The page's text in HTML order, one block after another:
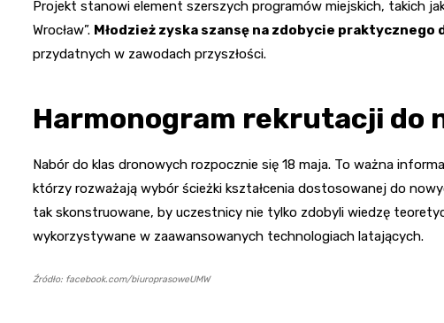
Projekt stanowi element szerszych programów miejskich, takich
Wrocław”. Młodzież zyska szansę na zdobycie praktycznego
przydatnych w zawodach przyszłości.
Harmonogram rekrutacji do
Nabór do klas dronowych rozpocznie się 18 maja. To ważna
którzy rozważają wybór ścieżki kształcenia dostosowanej do
tak skonstruowane, by uczestnicy nie tylko zdobyli wiedzę
wykorzystywane w zaawansowanych technologiach latających.
Źródło: facebook.com/biuroprasoweUMW